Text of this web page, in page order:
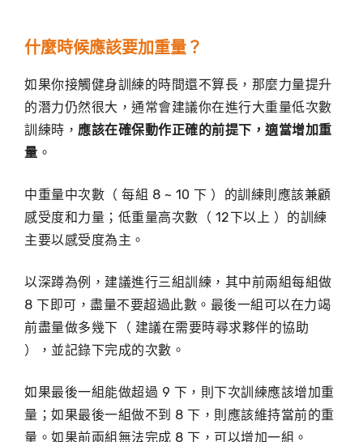
什麼時候應該要加重量？
如果你接觸健身訓練的時間還不算長，那麼力量提升
的潛力仍然很大，通常會建議你在進行大重量低次數
訓練時， 應該在確保動作正確的前提下，適當增加重
量 。
中重量中次數（ 每組 8 ~ 10 下 ）的訓練則應該兼顧
感受度和力量；低重量高次數（ 12下以上 ）的訓練
主要以感受度為主。
以深蹲為例，建議進行三組訓練，其中前兩組每組做
8 下即可，盡量不要超過此數。最後一組可以在力竭
前盡量做多幾下（ 建議在需要時尋求夥伴的協助
），並記錄下完成的次數。
如果最後一組能做超過 9 下，則下次訓練應該增加重
量；如果最後一組做不到 8 下，則應該維持當前的重
量。如果前兩組無法完成 8 下，可以增加一組。